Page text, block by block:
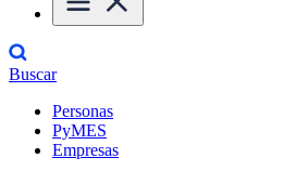
Buscar
Personas
PyMES
Empresas